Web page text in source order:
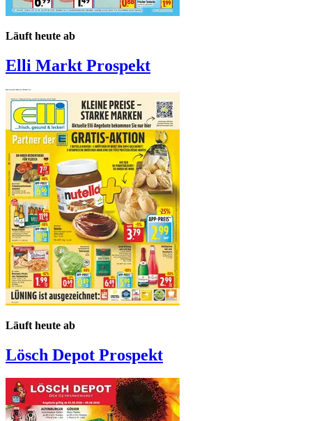
Läuft heute ab
Elli Markt Prospekt
Läuft heute ab
Lösch Depot Prospekt